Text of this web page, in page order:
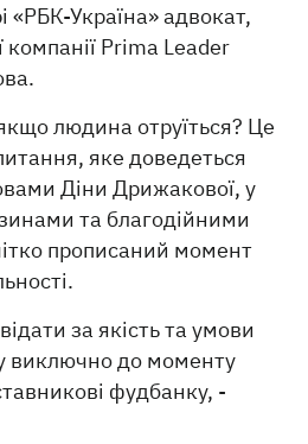
«РБК-Україна» адвокат,
Prima Leader
людина отруїться? Це
яке доведеться
Діни Дрижакової, у
та благодійними
прописаний момент
за якість та умови
виключно до моменту
фудбанку, -